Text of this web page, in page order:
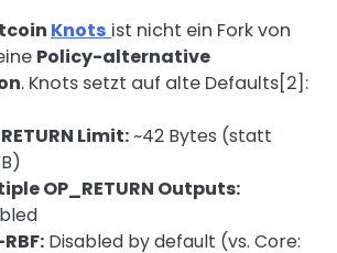
Knots ist nicht ein Fork von
Policy-alternative
. Knots setzt auf alte Defaults[2]:
Limit:~42 Bytes (statt
OP_RETURN Outputs:
Disabled by default (vs. Core: